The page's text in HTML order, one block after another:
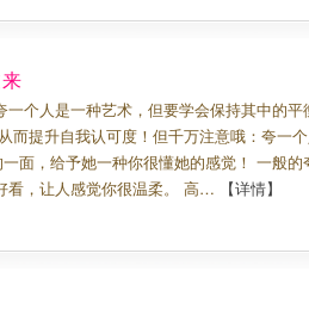
个人是一种艺术，但要学会保持其中的平
而提升自我认可度！但千万注意哦：夸一
面，给予她一种你很懂她的感觉！ 一般
看，让人感觉你很温柔。 高…
【详情】